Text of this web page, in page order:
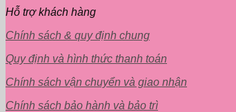
Hỗ trợ khách hàng
Chính sách & quy định chung
Quy định và hình thức thanh toán
Chính sách vận chuyển và giao nhận
Chính sách bảo hành và bảo trì